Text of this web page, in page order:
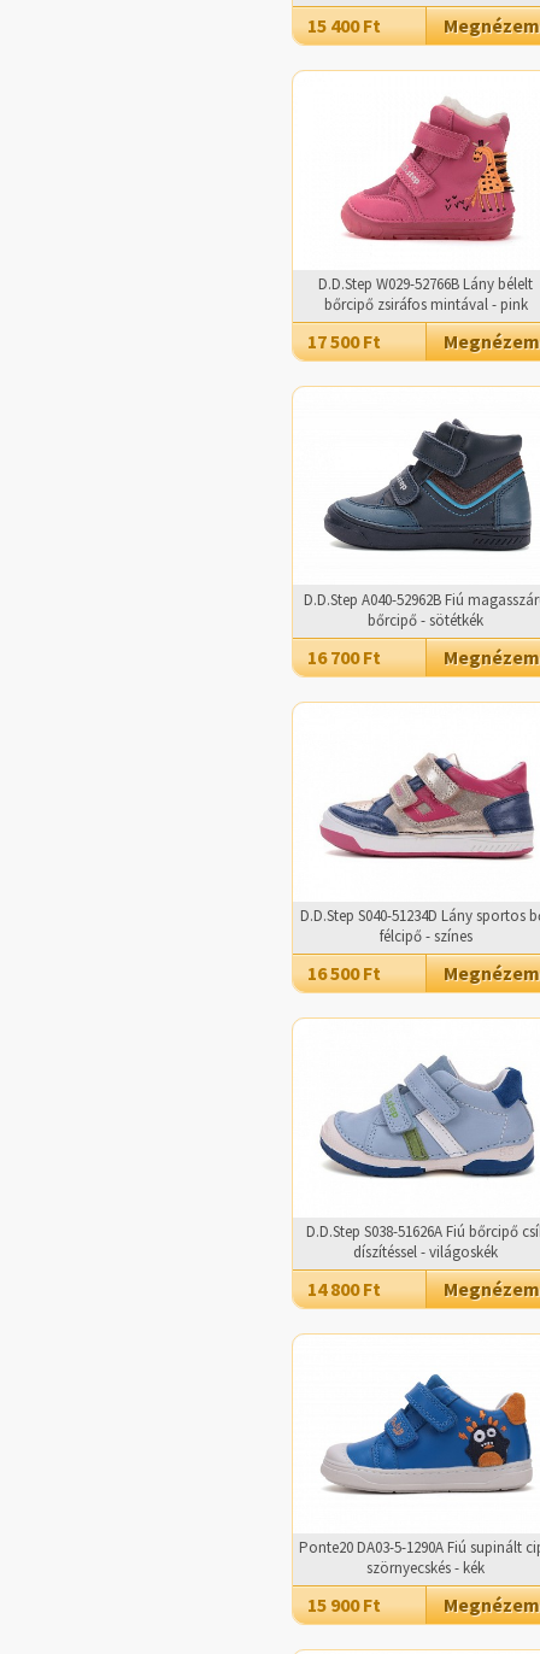
15 400 Ft Megnézem
D.D.Step W029-52766B Lány bélelt
bőrcipő zsiráfos mintával - pink
17 500 Ft Megnézem
D.D.Step A040-52962B Fiú
bőrcipő - sötétkék
16 700 Ft Megnézem
D.D.Step S040-51234D Lány sportos
félcipő - színes
16 500 Ft Megnézem
D.D.Step S038-51626A Fiú bőrcipő
díszítéssel - világoskék
14 800 Ft Megnézem
Ponte20 DA03-5-1290A Fiú supinált
szörnyecskés - kék
15 900 Ft Megnézem